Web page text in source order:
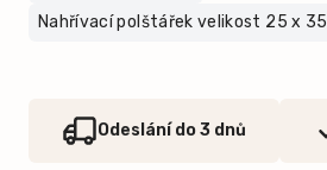
Nahřívací polštářek velikost 25 x
Odeslání do 3 dnů